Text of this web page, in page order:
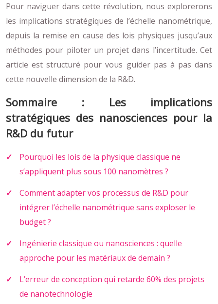
Pour naviguer dans cette révolution, nous explorerons
les implications stratégiques de l’échelle nanométrique,
depuis la remise en cause des lois physiques jusqu’aux
méthodes pour piloter un projet dans l’incertitude. Cet
article est structuré pour vous guider pas à pas dans
cette nouvelle dimension de la R&D.
Sommaire : Les implications
stratégiques des nanosciences pour la
R&D du futur
Pourquoi les lois de la physique classique ne
s’appliquent plus sous 100 nanomètres ?
Comment adapter vos processus de R&D pour
intégrer l’échelle nanométrique sans exploser le
budget ?
Ingénierie classique ou nanosciences : quelle
approche pour les matériaux de demain ?
L’erreur de conception qui retarde 60% des projets
de nanotechnologie